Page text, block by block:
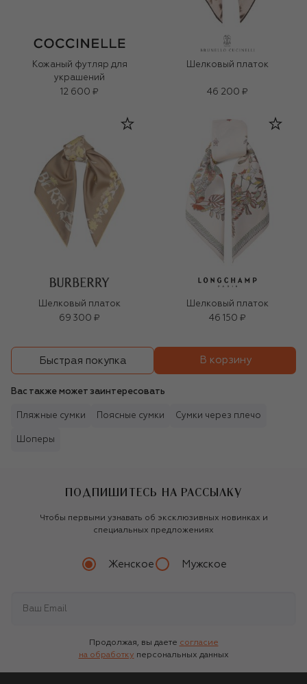
Кожаный футляр для
украшений
12 600 ₽
Шелковый платок
46 200 ₽
Шелковый платок
69 300 ₽
Шелковый платок
46 150 ₽
Быстрая покупка В корзину
Вас также может заинтересовать
Пляжные сумки Поясные сумки Сумки через плечо
Шоперы
ПОДПИШИТЕСЬ НА РАССЫЛКУ
Чтобы первыми узнавать об эксклюзивных новинках и
специальных предложениях
Женское Мужское
Продолжая, вы даете согласие
на обработку персональных данных